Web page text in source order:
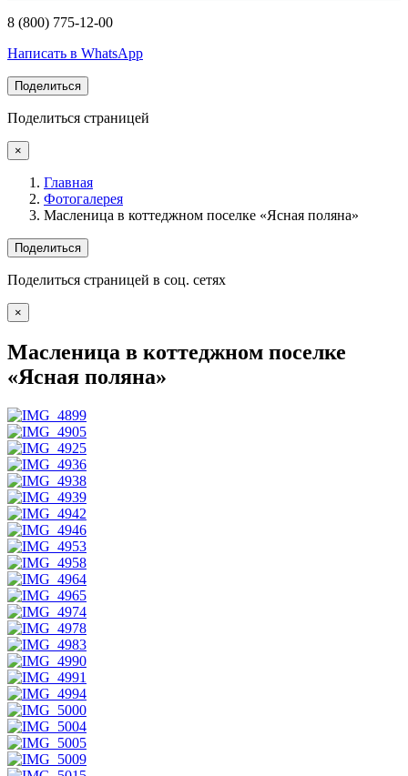
8 (800) 775-12-00
Написать в WhatsApp
Поделиться
Поделиться страницей
×
Главная
Фотогалерея
Масленица в коттеджном поселке «Ясная поляна»
Поделиться
Поделиться страницей в соц. сетях
×
Масленица в коттеджном поселке
«Ясная поляна»